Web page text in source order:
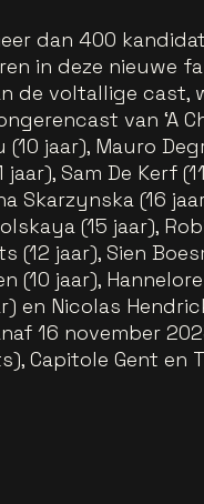
dan 400
in deze nieuwe
de voltallige cast,
van ‘A
jaar), Mauro
Sam De Kerf
Skarzynska (16
(15 jaar),
(12 jaar), Sien
(10 jaar),
en Nicolas
16 november
Capitole Gent en